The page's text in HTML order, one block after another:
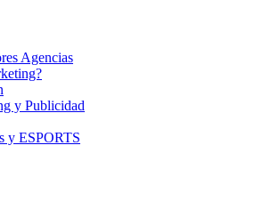
Agencias
y Publicidad
y ESPORTS